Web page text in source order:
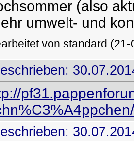
(also
umwelt- und
von standard